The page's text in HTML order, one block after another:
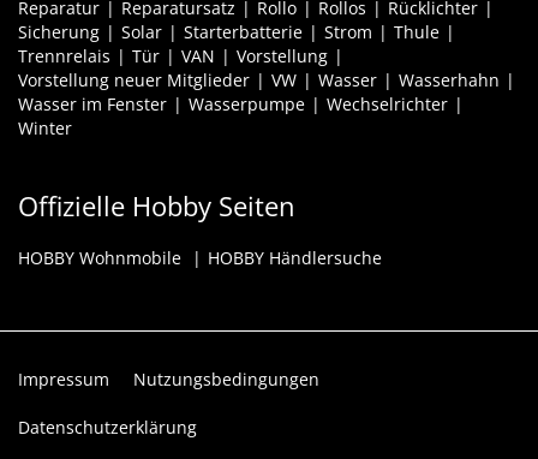
Reparatur
Reparatursatz Rollo Rollos
Rücklichter
Sicherung
Solar Starterbatterie Strom
Thule
Trennrelais
Tür VAN
Vorstellung
Vorstellung neuer Mitglieder
VW Wasser
Wasserhahn
Wasser im Fenster
Wasserpumpe
Wechselrichter
Winter
Offizielle Hobby Seiten
HOBBY Wohnmobile HOBBY Händlersuche
Impressum Nutzungsbedingungen
Datenschutzerklärung